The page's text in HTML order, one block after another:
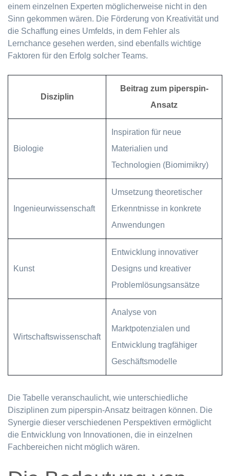
einem einzelnen Experten möglicherweise nicht in den
Sinn gekommen wären. Die Förderung von Kreativität und
die Schaffung eines Umfelds, in dem Fehler als
Lernchance gesehen werden, sind ebenfalls wichtige
Faktoren für den Erfolg solcher Teams.
Disziplin
Beitrag zum piperspin-
Ansatz
Biologie
Inspiration für neue
Materialien und
Technologien (Biomimikry)
Ingenieurwissenschaft
Umsetzung theoretischer
Erkenntnisse in konkrete
Anwendungen
Kunst
Entwicklung innovativer
Designs und kreativer
Problemlösungsansätze
Wirtschaftswissenschaft
Analyse von
Marktpotenzialen und
Entwicklung tragfähiger
Geschäftsmodelle
Die Tabelle veranschaulicht, wie unterschiedliche
Disziplinen zum piperspin-Ansatz beitragen können. Die
Synergie dieser verschiedenen Perspektiven ermöglicht
die Entwicklung von Innovationen, die in einzelnen
Fachbereichen nicht möglich wären.